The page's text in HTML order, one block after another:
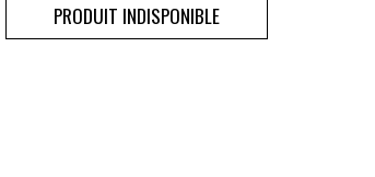
PRODUIT INDISPONIBLE